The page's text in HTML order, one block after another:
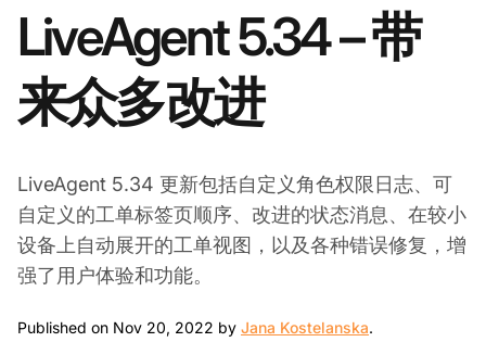
LiveAgent 5.34 – 带
来众多改进
LiveAgent 5.34 更新包括自定义角色权限日志、可
自定义的工单标签页顺序、改进的状态消息、在较小
设备上自动展开的工单视图，以及各种错误修复，增
强了用户体验和功能。
Published on Nov 20, 2022 by Jana Kostelanska.